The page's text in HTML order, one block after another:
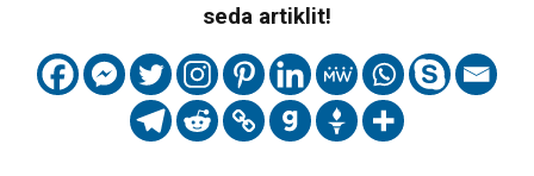
seda artiklit!